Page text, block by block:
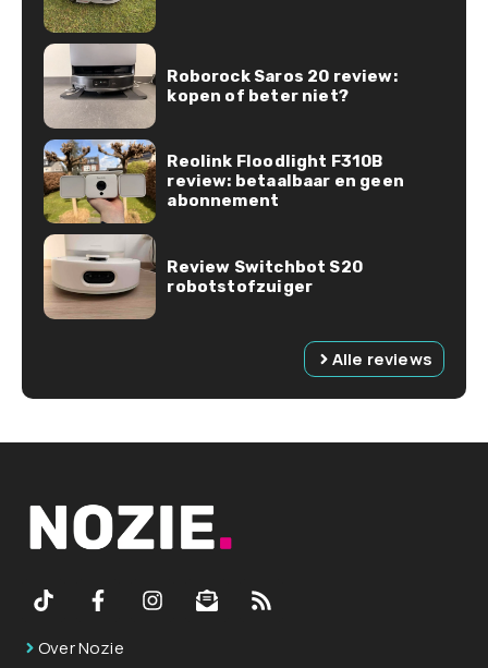
Roborock Saros 20 review:
kopen of beter niet?
Reolink Floodlight F310B
review: betaalbaar en geen
abonnement
Review Switchbot S20
robotstofzuiger
Alle reviews
Over Nozie